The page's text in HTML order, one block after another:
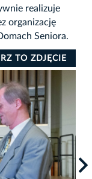
realizuje
organizację
Seniora.
TO ZDJĘCIE